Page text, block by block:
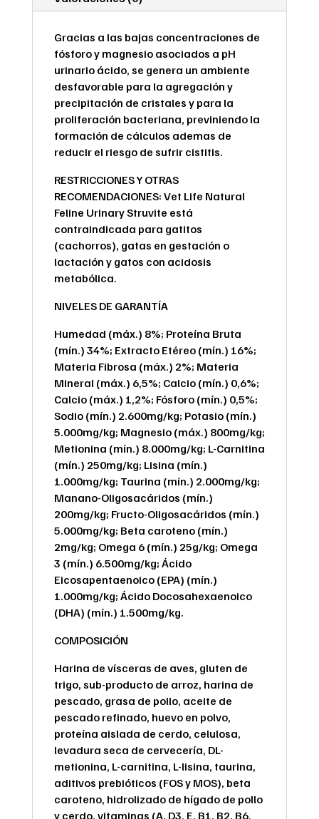
Gracias a las bajas concentraciones de
fósforo y magnesio asociados a pH
urinario ácido, se genera un ambiente
desfavorable para la agregación y
precipitación de cristales y para la
proliferación bacteriana, previniendo la
formación de cálculos ademas de
reducir el riesgo de sufrir cistitis.
RESTRICCIONES Y OTRAS
RECOMENDACIONES: Vet Life Natural
Feline Urinary Struvite está
contraindicada para gatitos
(cachorros), gatas en gestación o
lactación y gatos con acidosis
metabólica.
NIVELES DE GARANTÍA
Humedad (máx.) 8%; Proteína Bruta
(mín.) 34%; Extracto Etéreo (mín.) 16%;
Materia Fibrosa (máx.) 2%; Materia
Mineral (máx.) 6,5%; Calcio (mín.) 0,6%;
Calcio (máx.) 1,2%; Fósforo (mín.) 0,5%;
Sodio (mín.) 2.600mg/kg; Potasio (mín.)
5.000mg/kg; Magnesio (máx.) 800mg/kg;
Metionina (mín.) 8.000mg/kg; L-Carnitina
(mín.) 250mg/kg; Lisina (mín.)
1.000mg/kg; Taurina (mín.) 2.000mg/kg;
Manano-Oligosacáridos (mín.)
200mg/kg; Fructo-Oligosacáridos (mín.)
5.000mg/kg; Beta caroteno (mín.)
2mg/kg; Omega 6 (mín.) 25g/kg; Omega
3 (mín.) 6.500mg/kg; Ácido
Eicosapentaenoico (EPA) (mín.)
1.000mg/kg; Ácido Docosahexaenoico
(DHA) (mín.) 1.500mg/kg.
COMPOSICIÓN
Harina de vísceras de aves, gluten de
trigo, sub-producto de arroz, harina de
pescado, grasa de pollo, aceite de
pescado refinado, huevo en polvo,
proteína aislada de cerdo, celulosa,
levadura seca de cervecería, DL-
metionina, L-carnitina, L-lisina, taurina,
aditivos prebióticos (FOS y MOS), beta
caroteno, hidrolizado de hígado de pollo
y cerdo, vitaminas (A, D3, E, B1, B2, B6,